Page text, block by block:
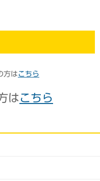
方は こちら
は こちら